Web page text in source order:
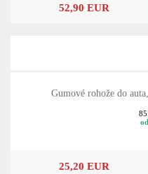
52,90 EUR
Gumové rohože do
25,20 EUR